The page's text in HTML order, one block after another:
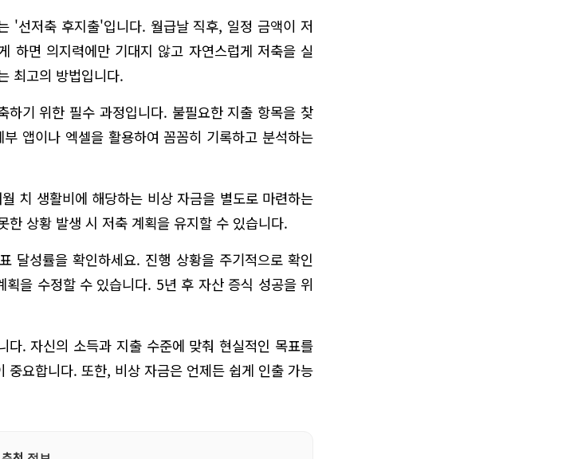
'선저축 후지출'입니다. 월급날 직후, 일정 금액이 저
하면 의지력에만 기대지 않고 자연스럽게 저축을 실
최고의 방법입니다.
기 위한 필수 과정입니다. 불필요한 지출 항목을 찾
앱이나 엑셀을 활용하여 꼼꼼히 기록하고 분석하는
치 생활비에 해당하는 비상 자금을 별도로 마련하는
한 상황 발생 시 저축 계획을 유지할 수 있습니다.
달성률을 확인하세요. 진행 상황을 주기적으로 확인
을 수정할 수 있습니다. 5년 후 자산 증식 성공을 위
다. 자신의 소득과 지출 수준에 맞춰 현실적인 목표를
중요합니다. 또한, 비상 자금은 언제든 쉽게 인출 가능